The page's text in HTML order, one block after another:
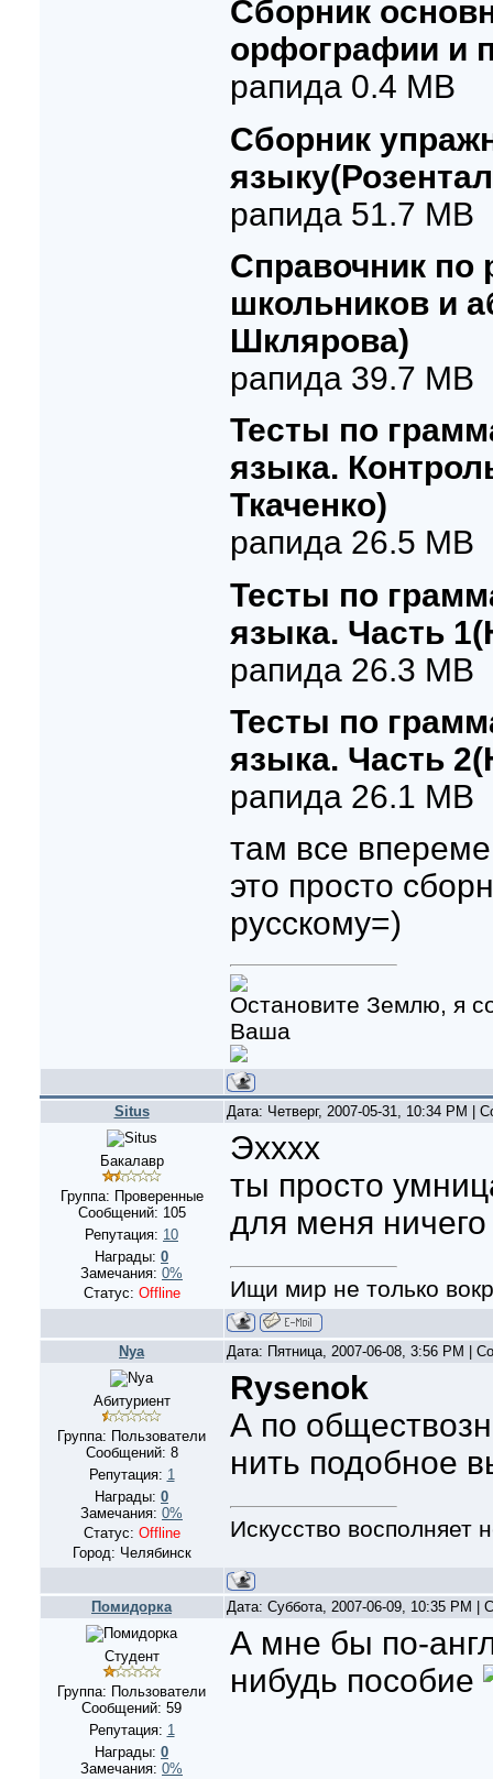
Сборник
орфографии и
рапида 0.4 MB
Сборник
рапида 51.7 MB
Справочник по
школьников и
Шклярова)
рапида 39.7 MB
Тесты по
языка.
Ткаченко)
рапида 26.5 MB
Тесты по
языка. Часть
рапида 26.3 MB
Тесты по
языка. Часть
рапида 26.1 MB
там все
это просто
русскому=)
Остановите Землю, я
Ваша
Situs Дата: Четверг, 2007-05-31, 10:34 PM |
Бакалавр
Группа: Проверенные
Сообщений: 105
Репутация: 10
Награды: 0
Замечания: 0%
Статус: Offline
Эхххх
ты просто
для меня
Ищи мир не только
Nya Дата: Пятница, 2007-06-08, 3:56 PM |
Абитуриент
Группа: Пользователи
Сообщений: 8
Репутация: 1
Награды: 0
Замечания: 0%
Статус: Offline
Город: Челябинск
Rysenok
А по
нить подобное
Искусство восполняет
Помидорка Дата: Суббота, 2007-06-09, 10:35 PM |
Студент
Группа: Пользователи
Сообщений: 59
Репутация: 1
Награды: 0
Замечания: 0%
А мне бы по-
нибудь пособие